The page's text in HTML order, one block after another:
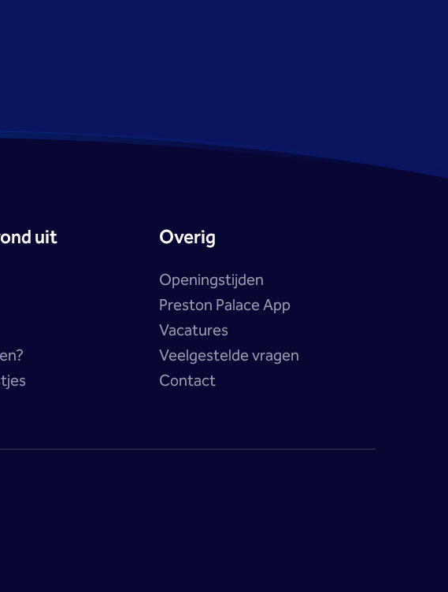
uit Overig
Openingstijden
Preston Palace App
Vacatures
Veelgestelde vragen
Contact